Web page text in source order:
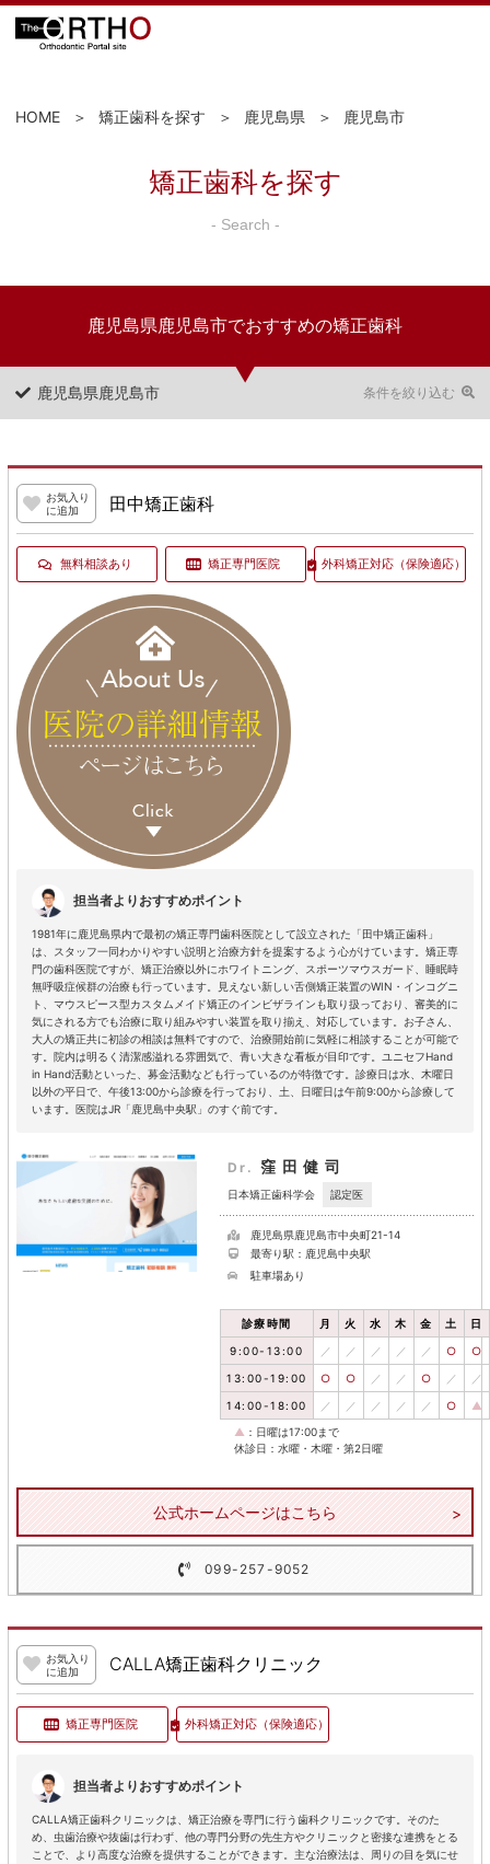
HOME 矯正歯科を探す 鹿児島県 鹿児島市
矯正歯科を探す
- Search -
鹿児島県鹿児島市でおすすめの矯正歯科
鹿児島県鹿児島市 条件を絞り込む
お気入り
に追加
田中矯正歯科
無料相談あり 矯正専門医院 外科矯正対応 （保険適応）
担当者よりおすすめポイント
1981年に鹿児島県内で最初の矯正専門歯科医院として設立された「田中矯正歯科」
は、スタッフ一同わかりやすい説明と治療方針を提案するよう心がけています。矯正専
門の歯科医院ですが、矯正治療以外にホワイトニング、スポーツマウスガード、睡眠時
無呼吸症候群の治療も行っています。見えない新しい舌側矯正装置のWIN・インコグニ
ト、マウスピース型カスタムメイド矯正のインビザラインも取り扱っており、審美的に
気にされる方でも治療に取り組みやすい装置を取り揃え、対応しています。お子さん、
大人の矯正共に初診の相談は無料ですので、治療開始前に気軽に相談することが可能で
す。院内は明るく清潔感溢れる雰囲気で、青い大きな看板が目印です。ユニセフHand
in Hand活動といった、募金活動なども行っているのが特徴です。診療日は水、木曜日
以外の平日で、午後13:00から診療を行っており、土、日曜日は午前9:00から診療して
います。医院はJR「鹿児島中央駅」のすぐ前です。
Dr. 窪田健司
日本矯正歯科学会 認定医
鹿児島県鹿児島市中央町21-14
最寄り駅：鹿児島中央駅
駐車場あり
診療時間 月 火 水 木 金 土 日
9:00-13:00 ／ ／ ／ ／ ／ ○ ○
13:00-19:00 ○ ○ ／ ／ ○ ／ ／
14:00-18:00 ／ ／ ／ ／ ／ ○ ▲
▲ ：日曜は17:00まで
休診日：水曜・木曜・第2日曜
公式ホームページはこちら
099-257-9052
お気入り
に追加
CALLA矯正歯科クリニック
矯正専門医院 外科矯正対応（保険適応）
担当者よりおすすめポイント
CALLA矯正歯科クリニックは、矯正治療を専門に行う歯科クリニックです。そのた
め、虫歯治療や抜歯は行わず、他の専門分野の先生方やクリニックと密接な連携をとる
ことで、より高度な治療を提供することができます。主な治療法は、周りの目を気にせ